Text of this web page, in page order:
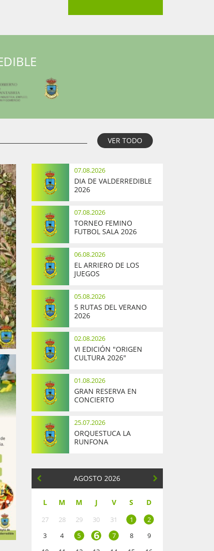
VER TODO
07.08.2026
DIA DE VALDERREDIBLE
2026
07.08.2026
TORNEO FEMINO
FUTBOL SALA 2026
06.08.2026
EL ARRIERO DE LOS
JUEGOS
05.08.2026
5 RUTAS DEL VERANO
2026
02.08.2026
VI EDICIÓN "ORIGEN
CULTURA 2026"
01.08.2026
GRAN RESERVA EN
CONCIERTO
25.07.2026
ORQUESTUCA LA
RUNFONA
AGOSTO 2026
L M M J V S D
27 28 29 30 31 1
2
3
4 5 6 7 8
9